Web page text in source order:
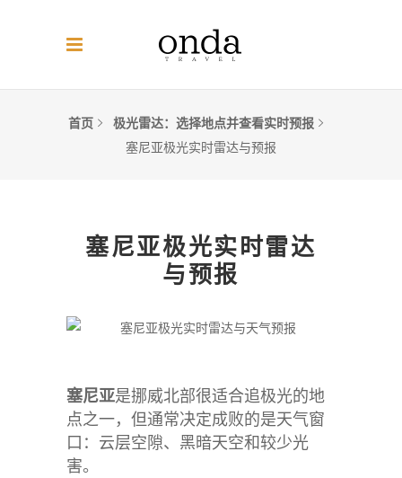
首页
极光雷达：选择地点并查看实时预报
塞尼亚极光实时雷达与预报
塞尼亚极光实时雷达
与预报
塞尼亚是挪威北部很适合追极光的地
点之一，但通常决定成败的是天气窗
口：云层空隙、黑暗天空和较少光
害。